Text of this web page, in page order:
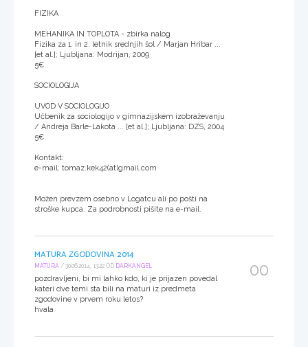
FIZIKA
MEHANIKA IN TOPLOTA - zbirka nalog
Fizika za 1. in 2. letnik srednjih šol / Marjan Hribar ...
[et al.]; Ljubljana: Modrijan, 2009
5€
SOCIOLOGIJA
UVOD V SOCIOLOGIJO
Učbenik za sociologijo v gimnazijskem izobraževanju
/ Andreja Barle-Lakota ... [et al.]; Ljubljana: DZS, 2004
5€
Kontakt:
e-mail: tomaz.kek42(at)gmail.com
Možen prevzem osebno v Logatcu ali po pošti na
stroške kupca. Za podrobnosti pišite na e-mail.
MATURA ZGODOVINA 2014
MATURA / 30.06.2014, 13:22 OD DARKANGEL
pozdravljeni, bi mi lahko kdo, ki je prijazen povedal
kateri dve temi sta bili na maturi iz predmeta
zgodovine v prvem roku letos?
hvala
00